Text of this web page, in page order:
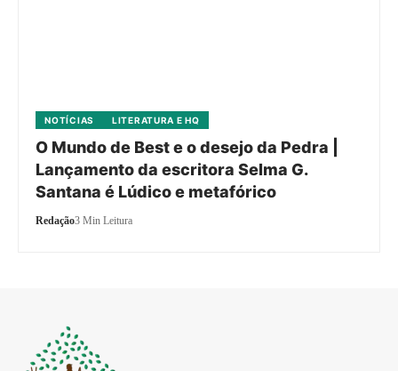
NOTÍCIAS LITERATURA E HQ
O Mundo de Best e o desejo da Pedra |
Lançamento da escritora Selma G.
Santana é Lúdico e metafórico
Redação3 Min Leitura